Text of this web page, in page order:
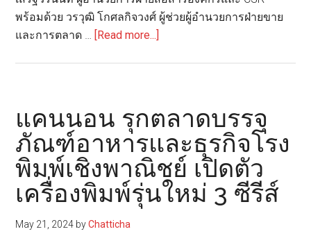
พร้อมด้วย วรวุฒิ โกศลกิจวงศ์ ผู้ช่วยผู้อำนวยการฝ่ายขาย
และการตลาด …
[Read more...]
ดูแล
ป่า
ไม้
มอบ
ชุด
แคนนอน รุกตลาดบรรจุ
ภัณฑ์อาหารและธุรกิจโรง
พิมพ์เชิงพาณิชย์ เปิดตัว
เครื่องพิมพ์รุ่นใหม่ 3 ซีรีส์
May 21, 2024 byChatticha